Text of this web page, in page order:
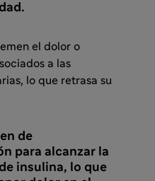
el dolor o
a las
lo que retrasa su
de
para alcanzar la
insulina, lo que